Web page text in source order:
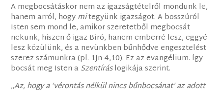
A megbocsátáskor nem az igazságtételről mondunk le,
hanem arról, hogymitegyünk igazságot. A bosszúról
Isten sem mond le, amikor szeretetből megbocsát
nekünk, hiszen ő igaz Bíró, hanem emberré lesz, eggyé
lesz közülünk, és a nevünkben bűnhődve engesztelést
szerez számunkra (pl. 1Jn 4,10). Ez az evangélium. Így
bocsát meg Isten aSzentíráslogikája szerint.
„Az, hogy a ’vérontás nélkül nincs bűnbocsánat’ az adott